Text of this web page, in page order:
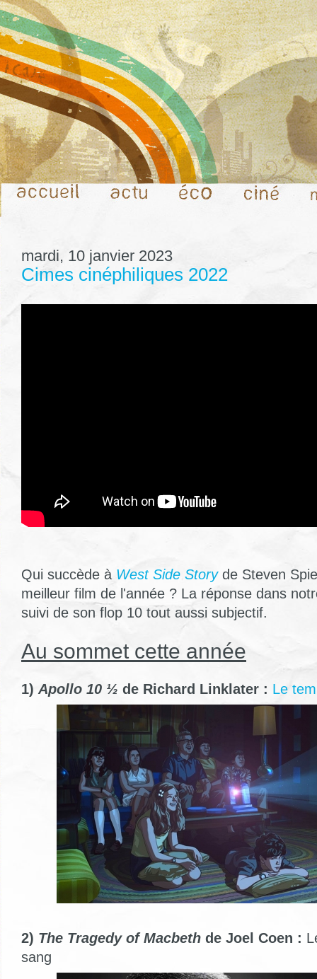
mardi, 10 janvier 2023
Cimes cinéphiliques 2022
Qui succède à West Side Storyde Steven
meilleur film de l'année ? La réponse dans
suivi de son flop 10 tout aussi subjectif.
Au sommet cette année
1) Apollo 10 ½ de Richard Linklater : Le
2) The Tragedy of Macbeth de Joel Coen :
sang